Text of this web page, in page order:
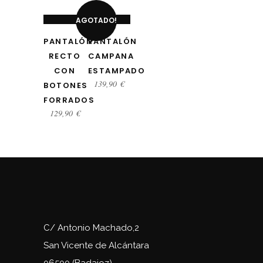
OPCIONES
PANTALÓN
RECTO
CON
BOTONES
FORRADOS
129,90 €
AGOTADO!
OPCIONES
PANTALÓN
CAMPANA
ESTAMPADO
139,90 €
C/ Antonio Machado,2
San Vicente de Alcántara